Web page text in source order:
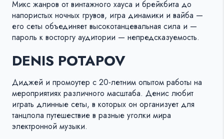
Микс жанров от винтажного хауса и брейкбита до
напористых ночных грувов, игра динамики и вайба —
его сеты объединяет высокотанцевальная сила и —
пароль к восторгу аудитории — непредсказуемость.
DENIS POTAPOV
Диджей и промоутер с 20-летним опытом работы на
мероприятиях различного масштаба. Денис любит
играть длинные сеты, в которых он организует для
танцпола путешествие в разные уголки мира
электронной музыки.